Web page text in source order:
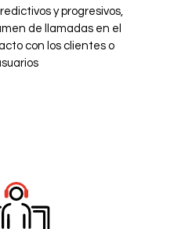
y progresivos,
de llamadas en el
con los clientes o